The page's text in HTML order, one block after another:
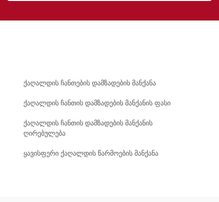
ქაღალდის ჩანთების დამზადების მანქანა
ქაღალდის ჩანთის დამზადების მანქანის ფასი
ქაღალდის ჩანთის დამზადების მანქანის
ღირებულება
ყავისფერი ქაღალდის წარმოების მანქანა